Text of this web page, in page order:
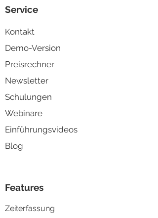
Service
Kontakt
Demo-Version
Preisrechner
Newsletter
Schulungen
Webinare
Einführungsvideos
Blog
Features
Zeiterfassung